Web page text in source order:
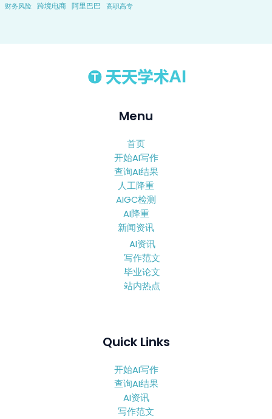
财务风险 跨境电商 阿里巴巴 高职高专
Menu
首页
开始AI写作
查询AI结果
人工降重
AIGC检测
AI降重
新闻资讯
AI资讯
写作范文
毕业论文
站内热点
Quick Links
开始AI写作
查询AI结果
AI资讯
写作范文